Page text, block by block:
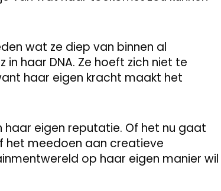
wat ze diep van binnen al
haar DNA. Ze hoeft zich niet te
haar eigen kracht maakt het
eigen reputatie. Of het nu gaat
het meedoen aan creatieve
op haar eigen manier wil